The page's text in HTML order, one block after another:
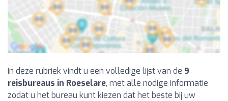
In deze rubriek vindt u een volledige lijst van de 9
reisbureaus in Roeselare, met alle nodige informatie
zodat u het bureau kunt kiezen dat het beste bij uw